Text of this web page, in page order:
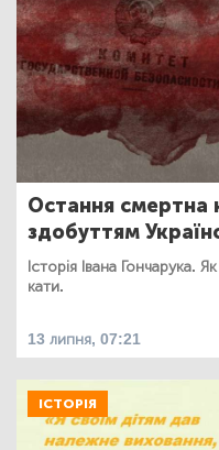
Остання смертна
здобуттям
Історія Івана Гончарука.
кати.
13 липня, 07:21
ІСТОРІЯ